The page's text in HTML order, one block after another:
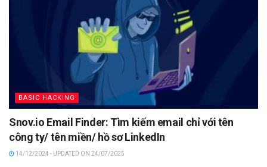
BASIC HACKING
Snov.io Email Finder: Tìm kiếm email chỉ với tên
công ty/ tên miền/ hồ sơ LinkedIn
14/12/2024 - UPDATED ON 24/07/2025